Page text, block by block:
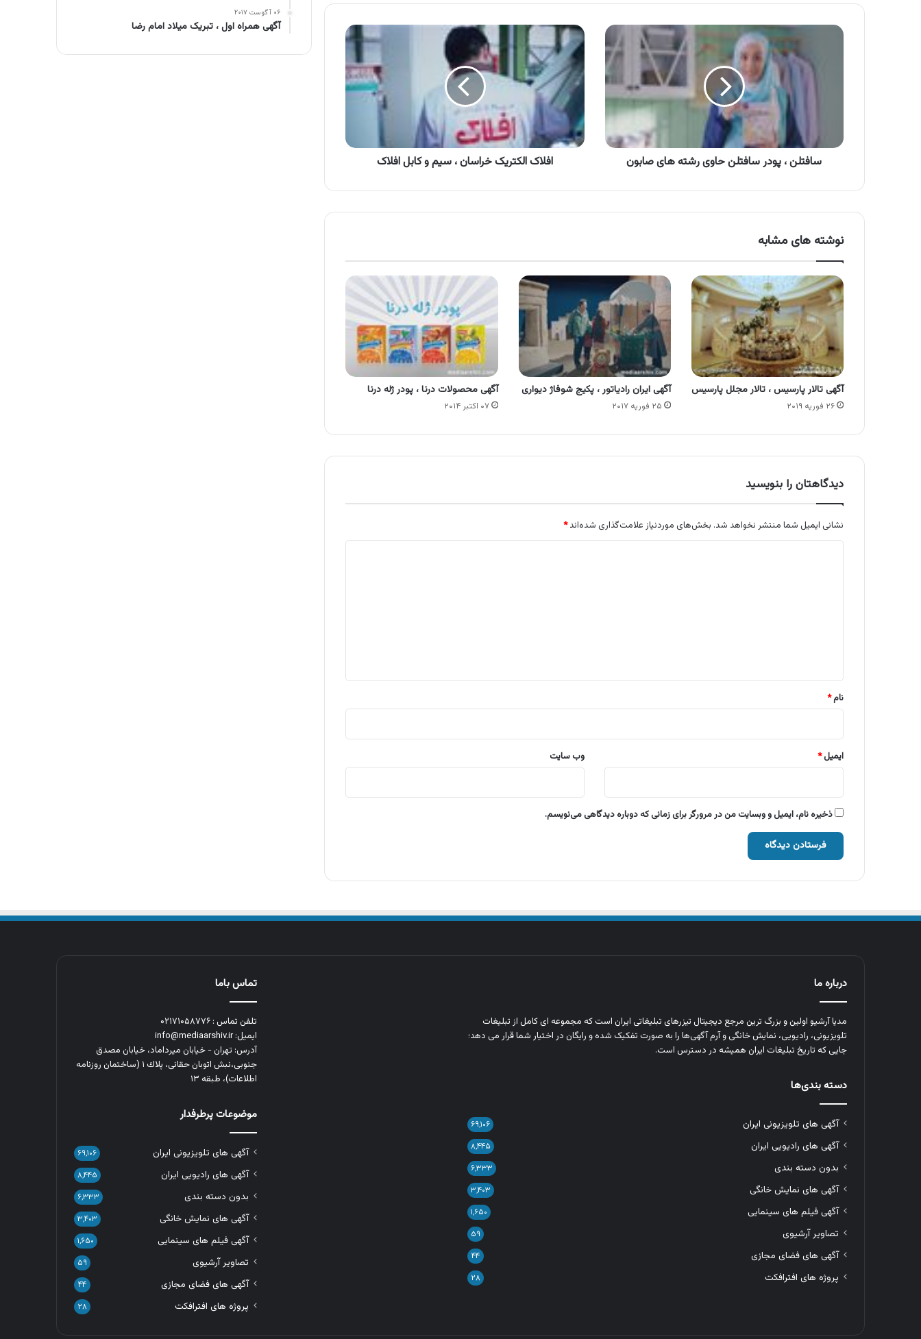
سافتلن
سافتلن ، پودر سافتلن حاوی رشته های صابون
افلاک
الکتریک
خراسان
،
سیم
کابل
افلاک
افلاک الکتریک خراسان ، سیم و کابل افلاک
نوشته های مشابه
آگهی تالار پارسیس ، تالار مجلل پارسیس
۲۶ فوریه ۲۰۱۹
آگهی ایران رادیاتور ، پکیج شوفاژ دیواری
۲۵ فوریه ۲۰۱۷
آگهی محصولات درنا ، پودر ژله درنا
۰۷ اکتبر ۲۰۱۴
دیدگاهتان را بنویسید
نشانی ایمیل شما منتشر نخواهد شد. بخش‌های موردنیاز علامت‌گذاری شده‌اند*
نام*
ایمیل* وب‌ سایت
ذخیره نام، ایمیل و وبسایت من در مرورگر برای زمانی که دوباره دیدگاهی می‌نویسم.
۰۶ آگوست ۲۰۱۷
آگهی همراه اول ، تبریک میلاد امام رضا
درباره ما
مدیا آرشیو اولین و بزرگ‌ ترین مرجع دیجیتال تیزرهای تبلیغاتی ایران است که مجموعه‌ ای کامل از تبلیغات
تلویزیونی، رادیویی، نمایش خانگی و آرم‌ آگهی‌ها را به‌ صورت تفکیک‌ شده و رایگان در اختیار شما قرار می‌ دهد؛
جایی که تاریخ تبلیغات ایران همیشه در دسترس است.
دسته بندی‌ها
آگهی های تلویزیونی ایران ۶۹,۱۰۶
آگهی های رادیویی ایران ۸,۴۴۵
بدون دسته بندی ۶,۳۳۳
آگهی های نمایش خانگی ۳,۴۰۳
آگهی فیلم های سینمایی ۱,۶۵۰
تصاویر آرشیوی ۵۹
آگهی های فضای مجازی ۴۴
پروژه های افترافکت ۲۸
تماس باما
تلفن تماس : ۰۲۱۷۱۰۵۸۷۷۶
ایمیل: info@mediaarshiv.ir
آدرس: تهران - خیابان میرداماد، خیابان مصدق
جنوبی،نبش اتوبان حقانی، پلاك ١ (ساختمان روزنامه
اطلاعات)، طبقه ۱۳
موضوعات پرطرفدار
آگهی های تلویزیونی ایران ۶۹,۱۰۶
آگهی های رادیویی ایران ۸,۴۴۵
بدون دسته بندی ۶,۳۳۳
آگهی های نمایش خانگی ۳,۴۰۳
آگهی فیلم های سینمایی ۱,۶۵۰
تصاویر آرشیوی ۵۹
آگهی های فضای مجازی ۴۴
پروژه های افترافکت ۲۸